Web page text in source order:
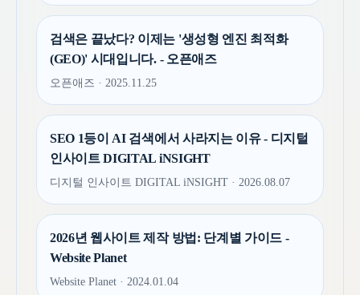
검색은 끝났다? 이제는 '생성형 엔진 최적화
(GEO)' 시대입니다. - 오픈애즈
오픈애즈 · 2025.11.25
SEO 1등이 AI 검색에서 사라지는 이유 - 디지털
인사이트 DIGITAL iNSIGHT
디지털 인사이트 DIGITAL iNSIGHT · 2026.08.07
2026년 웹사이트 제작 방법: 단계별 가이드 -
Website Planet
Website Planet · 2024.01.04